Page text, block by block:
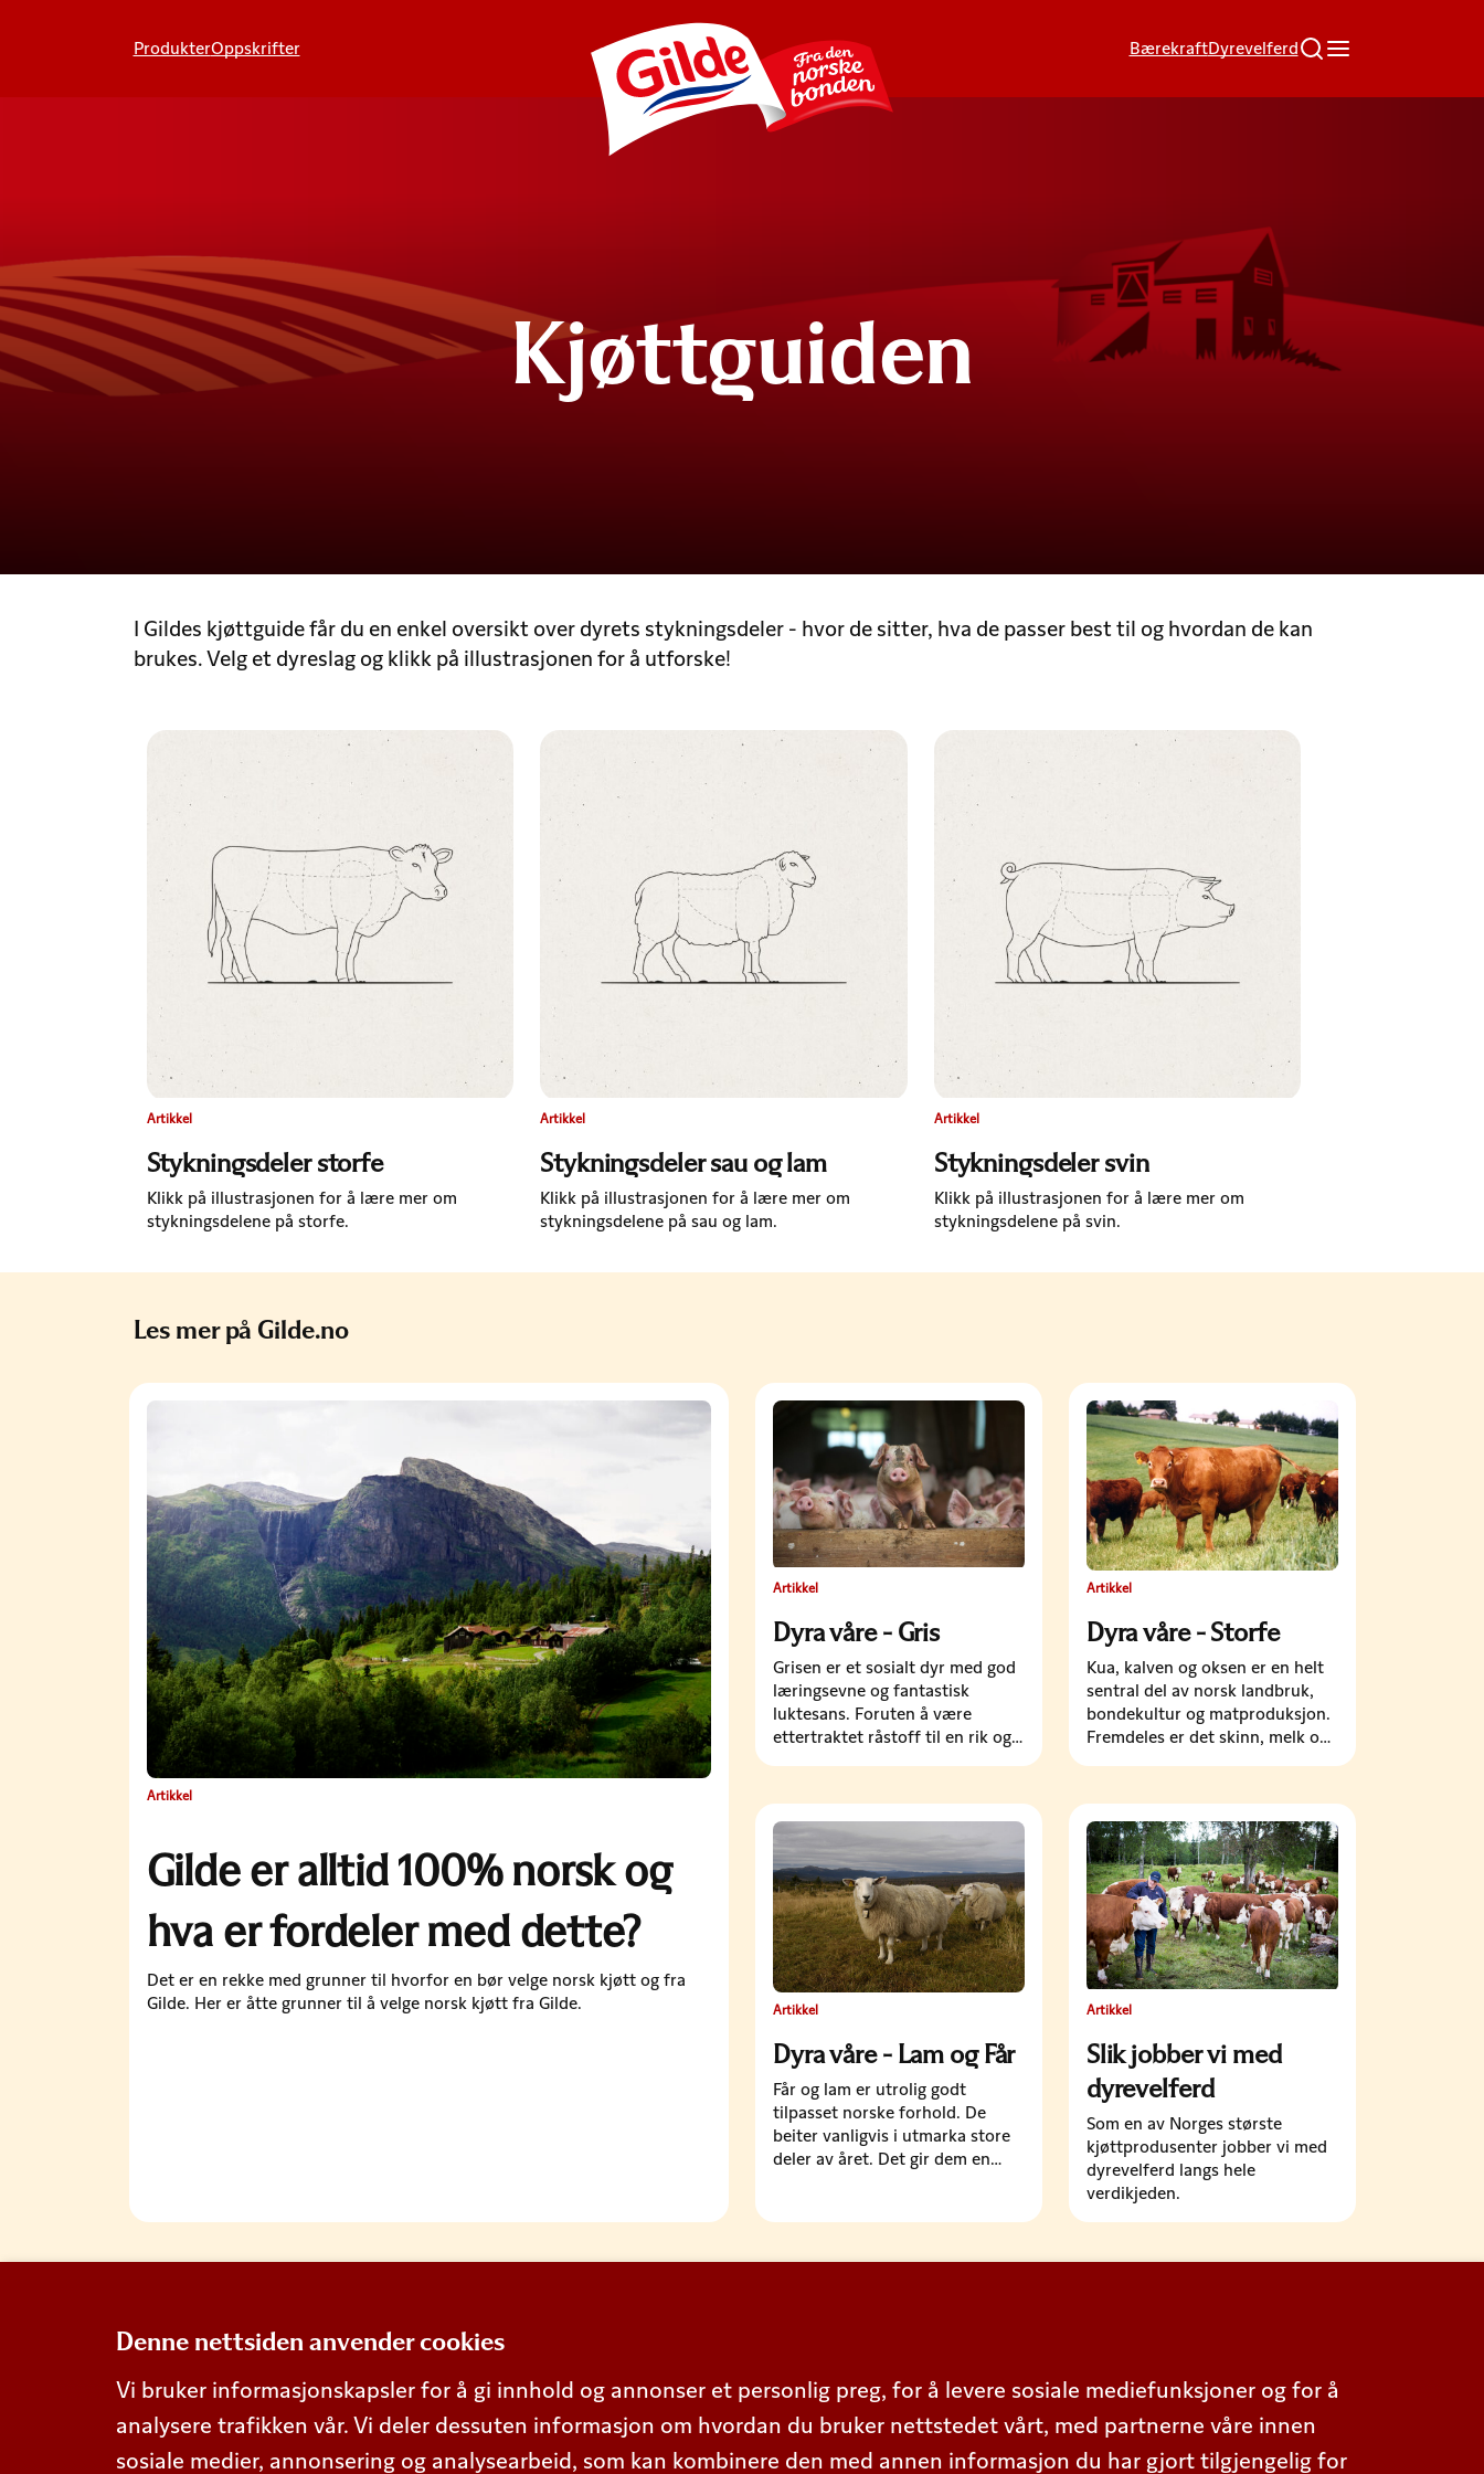
Denne nettsiden anvender cookies
Vi bruker informasjonskapsler for å gi innhold og annonser et personlig preg, for å levere sosiale mediefunksjoner og for å
analysere trafikken vår. Vi deler dessuten informasjon om hvordan du bruker nettstedet vårt, med partnerne våre innen
sosiale medier, annonsering og analysearbeid, som kan kombinere den med annen informasjon du har gjort tilgjengelig for
ProdukterOppskrifter BærekraftDyrevelferd
Kjøttguiden
I Gildes kjøttguide får du en enkel oversikt over dyrets stykningsdeler - hvor de sitter, hva de passer best til og hvordan de kan
brukes. Velg et dyreslag og klikk på illustrasjonen for å utforske!
Artikkel
Stykningsdeler storfe
Klikk på illustrasjonen for å lære mer om
stykningsdelene på storfe.
Artikkel
Stykningsdeler sau og lam
Klikk på illustrasjonen for å lære mer om
stykningsdelene på sau og lam​.
Artikkel
Stykningsdeler svin
Klikk på illustrasjonen for å lære mer om
stykningsdelene på svin.
Les mer på Gilde.no
Artikkel
Gilde er alltid 100% norsk og
hva er fordeler med dette?
Det er en rekke med grunner til hvorfor en bør velge norsk kjøtt og fra
Gilde. Her er åtte grunner til å velge norsk kjøtt fra Gilde.
Artikkel
Dyra våre - Gris
Grisen er et sosialt dyr med god
læringsevne og fantastisk
luktesans. Foruten å være
ettertraktet råstoff til en rik og
variert mattradisjon, er den
både i positiv og…
Artikkel
Dyra våre - Storfe
Kua, kalven og oksen er en helt
sentral del av norsk landbruk,
bondekultur og matproduksjon.
Fremdeles er det skinn, melk og
kjøtt som blir resultatet av dette
Artikkel
Dyra våre - Lam og Får
Får og lam er utrolig godt
tilpasset norske forhold. De
beiter vanligvis i utmarka store
deler av året. Det gir dem en
grenser.
Artikkel
Slik jobber vi med
dyrevelferd
Som en av Norges største
kjøttprodusenter jobber vi med
dyrevelferd langs hele
verdikjeden.